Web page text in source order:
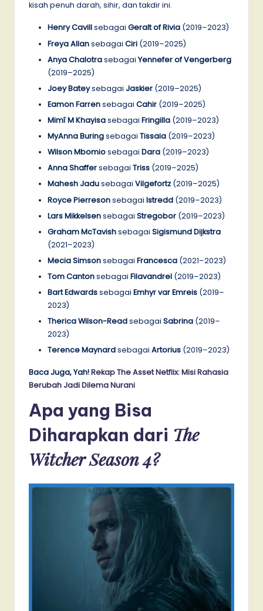
kisah penuh darah, sihir, dan takdir ini.
Henry Cavillsebagai Geralt of Rivia (2019–2023)
Freya Allansebagai Ciri (2019–2025)
Anya Chalotrasebagai Yennefer of Vengerberg
(2019–2025)
Joey Bateysebagai Jaskier (2019–2025)
Eamon Farrensebagai Cahir (2019–2025)
Mimî M Khayisasebagai Fringilla (2019–2023)
MyAnna Buringsebagai Tissaia (2019–2023)
Wilson Mbomiosebagai Dara (2019–2023)
Anna Shaffersebagai Triss (2019–2025)
Mahesh Jadusebagai Vilgefortz (2019–2025)
Royce Pierresonsebagai Istredd (2019–2023)
Lars Mikkelsensebagai Stregobor (2019–2023)
Graham McTavishsebagai Sigismund Dijkstra
(2021–2023)
Mecia Simsonsebagai Francesca (2021–2023)
Tom Cantonsebagai Filavandrel (2019–2023)
Bart Edwardssebagai Emhyr var Emreis (2019–
2023)
Therica Wilson-Readsebagai Sabrina (2019–
2023)
Terence Maynardsebagai Artorius (2019–2023)
Baca Juga, Yah!Rekap The Asset Netflix: Misi Rahasia
Berubah Jadi Dilema Nurani
Apa yang Bisa
Diharapkan dari The
Witcher Season 4?